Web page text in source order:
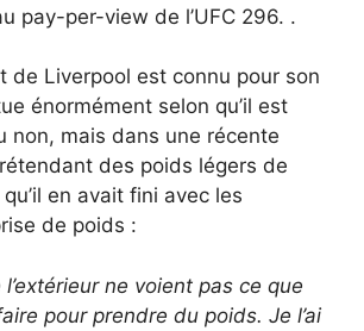
pay-per-view de l’UFC 296. .
de Liverpool est connu pour son
énormément selon qu’il est
non, mais dans une récente
des poids légers de
qu’il en avait fini avec les
de poids :
ne voient pas ce que
pour prendre du poids. Je l’ai